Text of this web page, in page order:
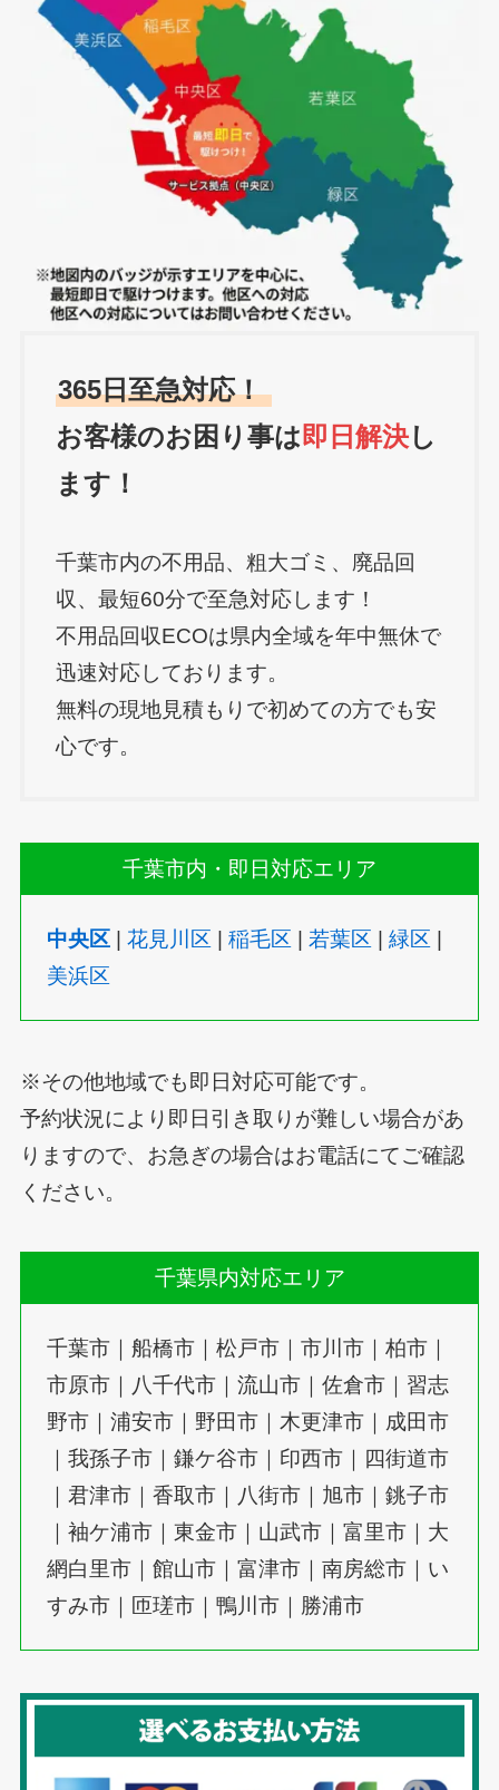
365日至急対応！
お客様のお困り事は即日解決し
ます！
千葉市内の不用品、粗大ゴミ、廃品回
収、最短60分で至急対応します！
不用品回収ECOは県内全域を年中無休で
迅速対応しております。
無料の現地見積もりで初めての方でも安
心です。
千葉市内・即日対応エリア
中央区 |花見川区 |稲毛区 | 若葉区 |緑区 |
美浜区
※その他地域でも即日対応可能です。
予約状況により即日引き取りが難しい場合があ
りますので、お急ぎの場合はお電話にてご確認
ください。
千葉県内対応エリア
千葉市｜船橋市｜松戸市｜市川市｜柏市｜
市原市｜八千代市｜流山市｜佐倉市｜習志
野市｜浦安市｜野田市｜木更津市｜成田市
｜我孫子市｜鎌ケ谷市｜印西市｜四街道市
｜君津市｜香取市｜八街市｜旭市｜銚子市
｜袖ケ浦市｜東金市｜山武市｜富里市｜大
網白里市｜館山市｜富津市｜南房総市｜い
すみ市｜匝瑳市｜鴨川市｜勝浦市